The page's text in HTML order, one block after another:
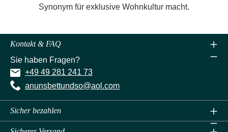
Synonym für exklusive Wohnkultur macht.
Kontakt & FAQ
Sie haben Fragen?
+49 49 281 241 73
anunsbettundso@aol.com
Sicher bezahlen